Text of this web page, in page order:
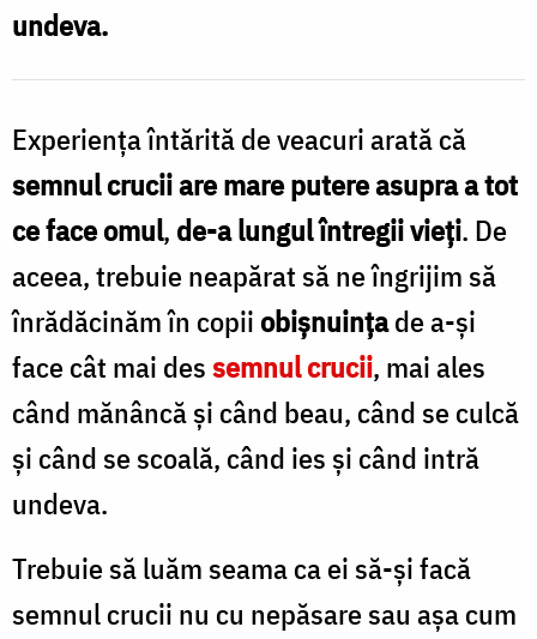
Cruci
corect!
/
Foto:
Bogdan
undeva.
Experienţa întărită de veacuri arată că
semnul crucii are mare putere asupra a tot
ce face omul, de-a lungul întregii vieţi. De
aceea, trebuie neapărat să ne îngrijim să
înrădăcinăm în copiiobişnuinţade a-şi
face cât mai dessemnul crucii, mai ales
când mănâncă şi când beau, când se culcă
şi când se scoală, când ies şi când intră
undeva.
Trebuie să luăm seama ca ei să-şi facă
semnul crucii nu cu nepăsare sau aşa cum